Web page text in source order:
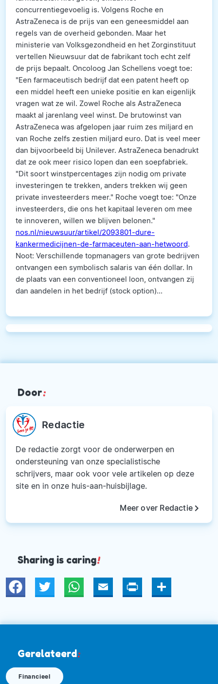
concurrentiegevoelig is. Volgens Roche en
AstraZeneca is de prijs van een geneesmiddel aan
regels van de overheid gebonden. Maar het
ministerie van Volksgezondheid en het Zorginstituut
vertellen Nieuwsuur dat de fabrikant toch echt zelf
de prijs bepaalt. Oncoloog Jan Schellens voegt toe:
"Een farmaceutisch bedrijf dat een patent heeft op
een middel heeft een unieke positie en kan eigenlijk
vragen wat ze wil. Zowel Roche als AstraZeneca
maakt al jarenlang veel winst. De brutowinst van
AstraZeneca was afgelopen jaar ruim zes miljard en
van Roche zelfs zestien miljard euro. Dat is veel meer
dan bijvoorbeeld bij Unilever. AstraZeneca benadrukt
dat ze ook meer risico lopen dan een soepfabriek.
"Dit soort winstpercentages zijn nodig om private
investeringen te trekken, anders trekken wij geen
private investeerders meer." Roche voegt toe: "Onze
investeerders, die ons het kapitaal leveren om mee
te innoveren, willen we blijven belonen."
nos.nl/nieuwsuur/artikel/2093801-dure-
kankermedicijnen-de-farmaceuten-aan-hetwoord.
Noot: Verschillende topmanagers van grote bedrijven
ontvangen een symbolisch salaris van één dollar. In
de plaats van een conventioneel loon, ontvangen zij
dan aandelen in het bedrijf (stock option)...
Door:
Redactie
De redactie zorgt voor de onderwerpen en
ondersteuning van onze specialistische
schrijvers, maar ook voor vele artikelen op deze
site en in onze huis-aan-huisbijlage.
Meer over Redactiekeyboard_arrow_right
Sharing is caring!
Twitter WhatsAppEmail Print Deel
Gerelateerd:
Financieel